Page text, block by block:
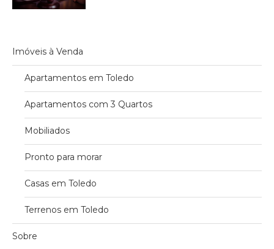
Imóveis à Venda
Apartamentos em Toledo
Apartamentos com 3 Quartos
Mobiliados
Pronto para morar
Casas em Toledo
Terrenos em Toledo
Sobre